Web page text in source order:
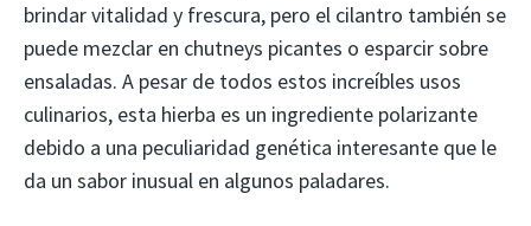
brindar vitalidad y frescura, pero el cilantro también se
puede mezclar en chutneys picantes o esparcir sobre
ensaladas. A pesar de todos estos increíbles usos
culinarios, esta hierba es un ingrediente polarizante
debido a una peculiaridad genética interesante que le
da un sabor inusual en algunos paladares.